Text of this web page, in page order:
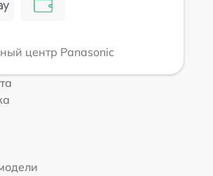
центр Panasonic